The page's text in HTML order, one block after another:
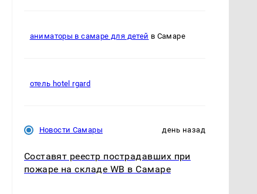
аниматоры в самаре для детей в Самаре
отель hotel rgard
Новости Самары день назад
Составят реестр пострадавших при
пожаре на складе WB в Самаре